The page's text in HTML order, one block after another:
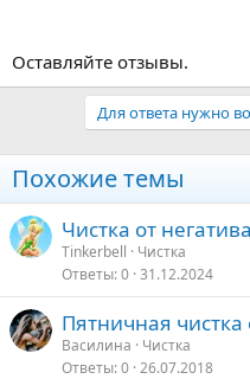
Оставляйте отзывы.
Для ответа нужно
Похожие темы
Чистка от
Tinkerbell
Чистка
Ответы 0 31.12.2024
Пятничная чистка
Василина
Чистка
Ответы 0 26.07.2018